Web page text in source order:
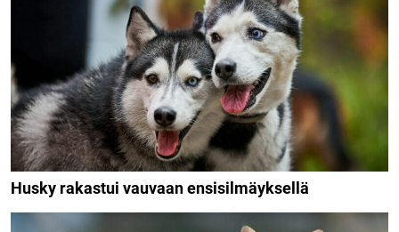
Husky rakastui vauvaan ensisilmäyksellä